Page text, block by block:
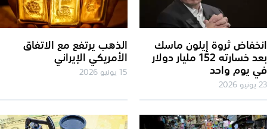
ثروة إيلون ماسك
بعد خسارته 152 مليار دولار
يوم واحد
الذهب يرتفع مع الاتفاق
الأمريكي الإيراني
15 يونيو 2026